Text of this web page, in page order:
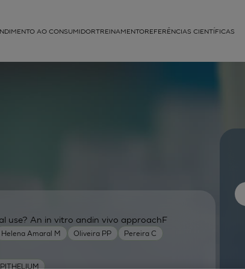
AO CONSUMIDORTREINAMENTOREFERÊNCIAS CIENTÍFICAS
Helena Amaral M Oliveira PP
Pereira C
use? An in vitro andin vivo approachF